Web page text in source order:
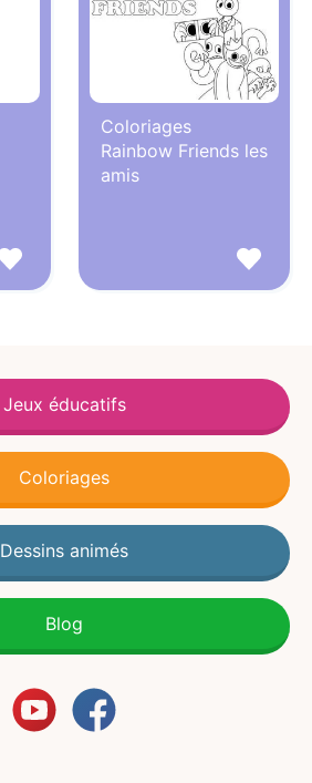
Coloriages
Rainbow Friends les
amis
Jeux éducatifs
Coloriages
Dessins animés
Blog